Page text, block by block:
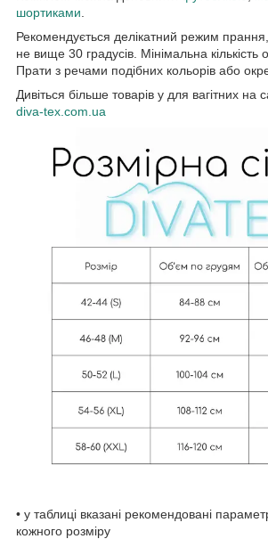
шортиками
Рекомендується делікатний режим
не вище 30 градусів. Мінімальна кількість
Прати з речами подібних кольорів або
Дивіться більше товарів у для вагітних на
diva-tex.com.ua
• у таблиці вказані рекомендовані
кожного розміру